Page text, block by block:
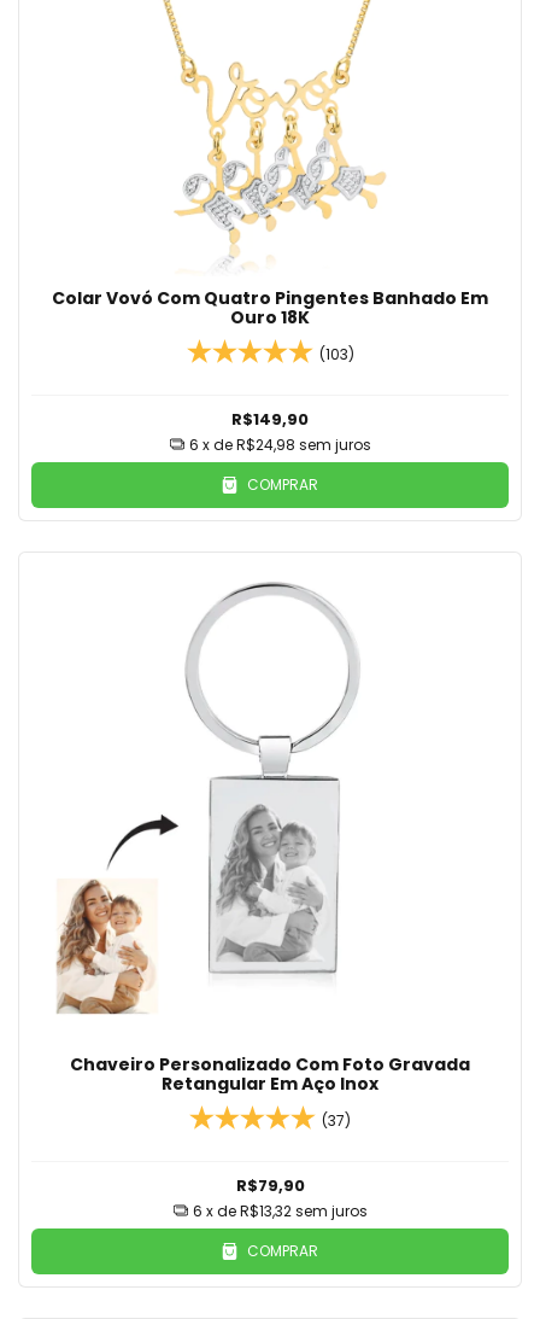
Colar Vovó Com Quatro Pingentes Banhado Em
Ouro 18K
(103)
R$149,90
6 x deR$24,98 sem juros
COMPRAR
Chaveiro Personalizado Com Foto Gravada
Retangular Em Aço Inox
(37)
R$79,90
6 x deR$13,32 sem juros
COMPRAR